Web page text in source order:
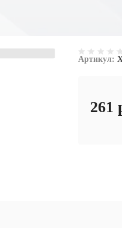
Артикул:
261